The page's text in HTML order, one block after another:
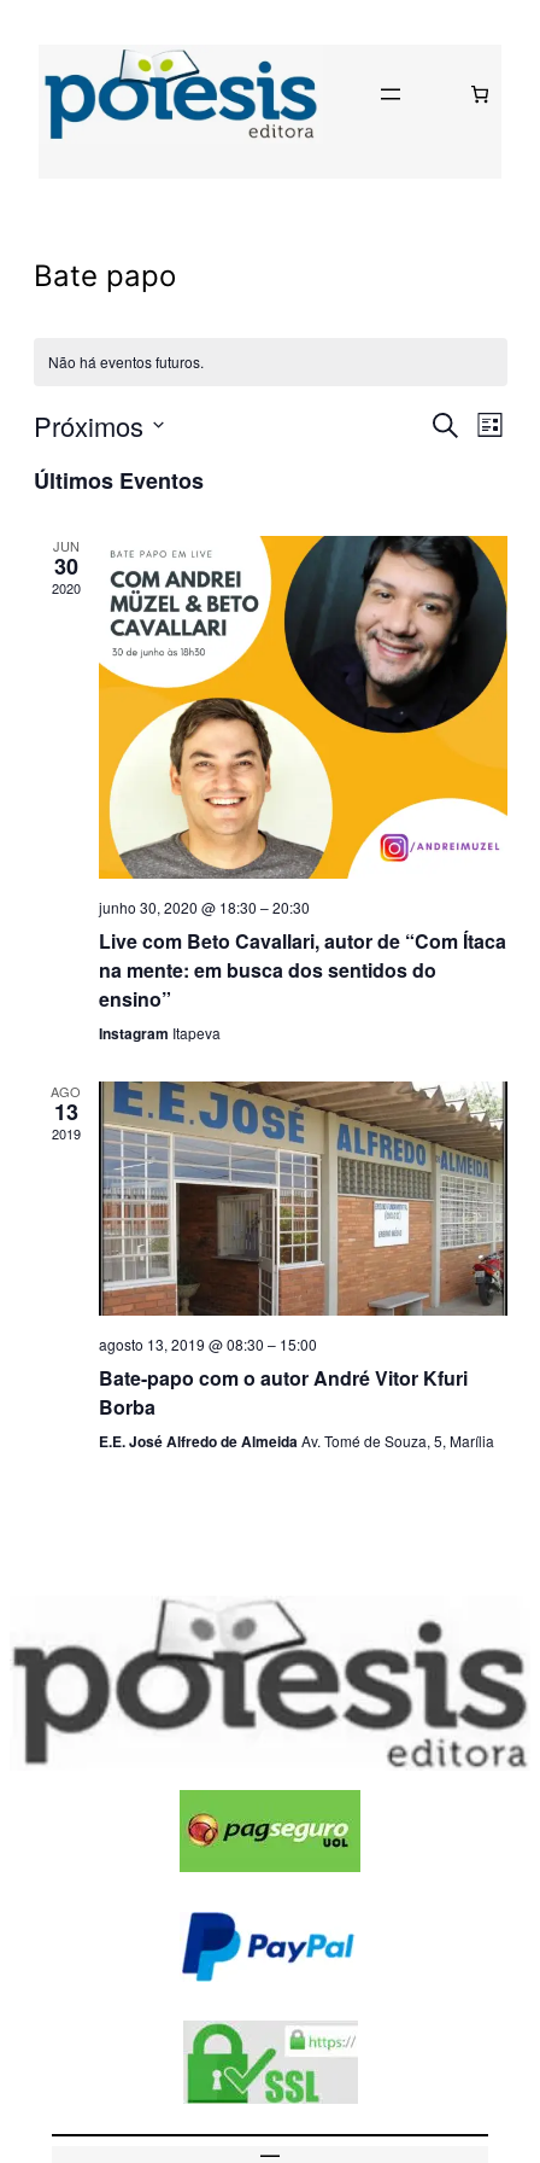
Bate papo
Não há eventos futuros.
de
de
Procurar
Lista
Próximos
a
Últimos Eventos
JUN
30
2020
junho 30, 2020 @ 18:30 –20:30
Live com Beto Cavallari, autor de “Com Ítaca
na mente: em busca dos sentidos do
ensino”
Instagram Itapeva
AGO
13
2019
agosto 13, 2019 @ 08:30 – 15:00
Bate-papo com o autor André Vitor Kfuri
Borba
E.E. José Alfredo de AlmeidaAv. Tomé de Souza, 5, Marília